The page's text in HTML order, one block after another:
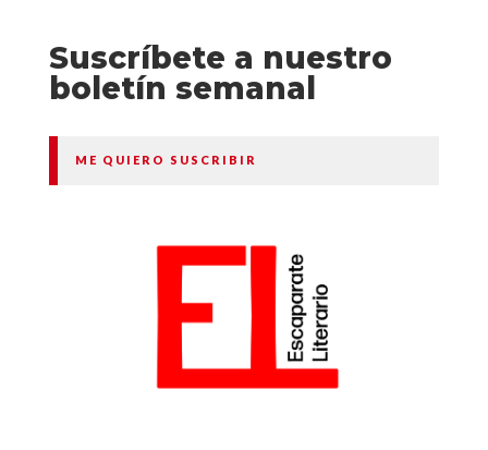
Suscríbete a nuestro
boletín semanal
ME QUIERO SUSCRIBIR